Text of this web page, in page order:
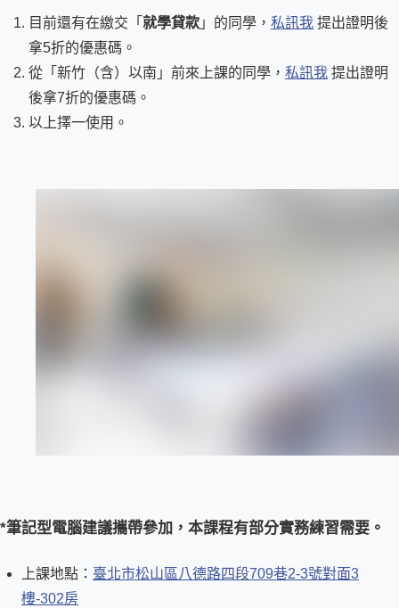
目前還有在繳交「 就學貸款 」的同學， 私訊我 提出證明後
拿5折的優惠碼。
從「新竹（含）以南」前來上課的同學， 私訊我 提出證明
後拿7折的優惠碼。
以上擇一使用。
*筆記型電腦建議攜帶參加，本課程有部分實務練習需要。
上課地點： 臺北市松山區八德路四段709巷2-3號對面3
樓-302房